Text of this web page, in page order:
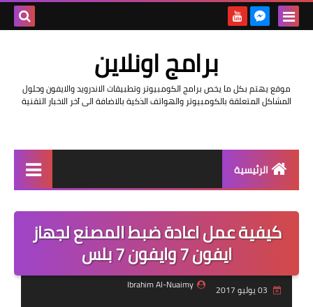
برامج اونلاين
موقع يهتم بكل ما يخص برامج الكومبيوتر وتطبيقات الاندرويد والايفون وحلول
المشاكل المتعلقة بالكومبيوتر والهواتف الذكية بالاضافة الى آخر الاخبار التقنية
الرئيسية
مراجعات
حماية
اندرويد
كيفية عمل اعادة ضبط المصنع لجهاز
ايفون 7 وايفون 7 بلس
Ibrahim Al-Nuaimy